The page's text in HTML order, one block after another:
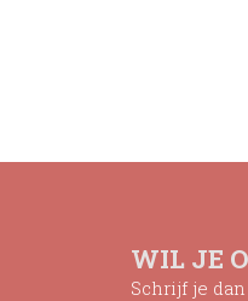
WIL JE
Schrijf je